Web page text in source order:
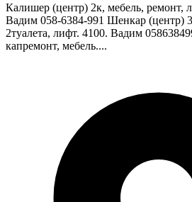
Калишер (центр) 2к, мебель, ремонт,
Вадим 058-6384-991 Шенкар (центр)
2туалета, лифт. 4100. Вадим
капремонт, мебель....